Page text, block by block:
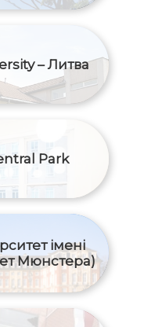
– Литва
Park
імені
Мюнстера)